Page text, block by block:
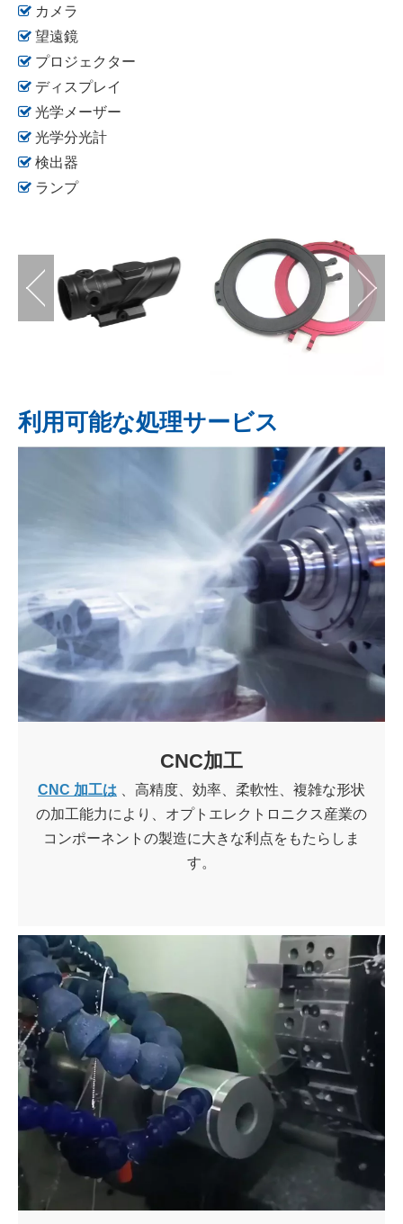
 カメラ
 望遠鏡
 プロジェクター
 ディスプレイ
 光学メーザー
 光学分光計
 検出器
 ランプ
利用可能な処理サービス
CNC加工
CNC 加工は 、高精度、効率、柔軟性、複雑な形状
の加工能力により、オプトエレクトロニクス産業の
コンポーネントの製造に大きな利点をもたらしま
す。